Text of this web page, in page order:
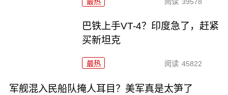
巴铁上手VT-4？印度急了，赶紧
买新坦克
最热 阅读 45822
军舰混入民船队掩人耳目？美军真是太笋了